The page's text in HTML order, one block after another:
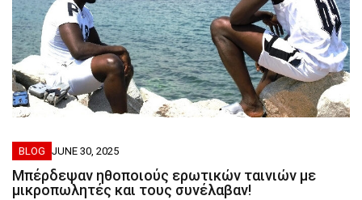
BLOG JUNE 30, 2025
Μπέρδεψαν ηθοποιούς ερωτικών ταινιών με
μικροπωλητές και τους συνέλαβαν!